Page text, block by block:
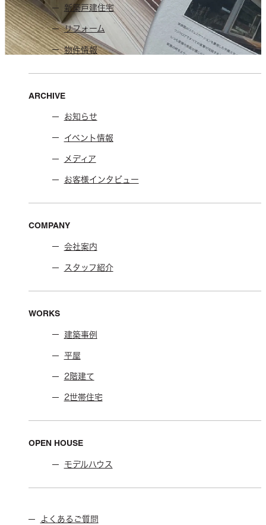
新築戸建住宅
リフォーム
物件情報
ARCHIVE
お知らせ
イベント情報
メディア
お客様インタビュー
COMPANY
会社案内
スタッフ紹介
WORKS
建築事例
平屋
2階建て
2世帯住宅
OPEN HOUSE
モデルハウス
よくあるご質問